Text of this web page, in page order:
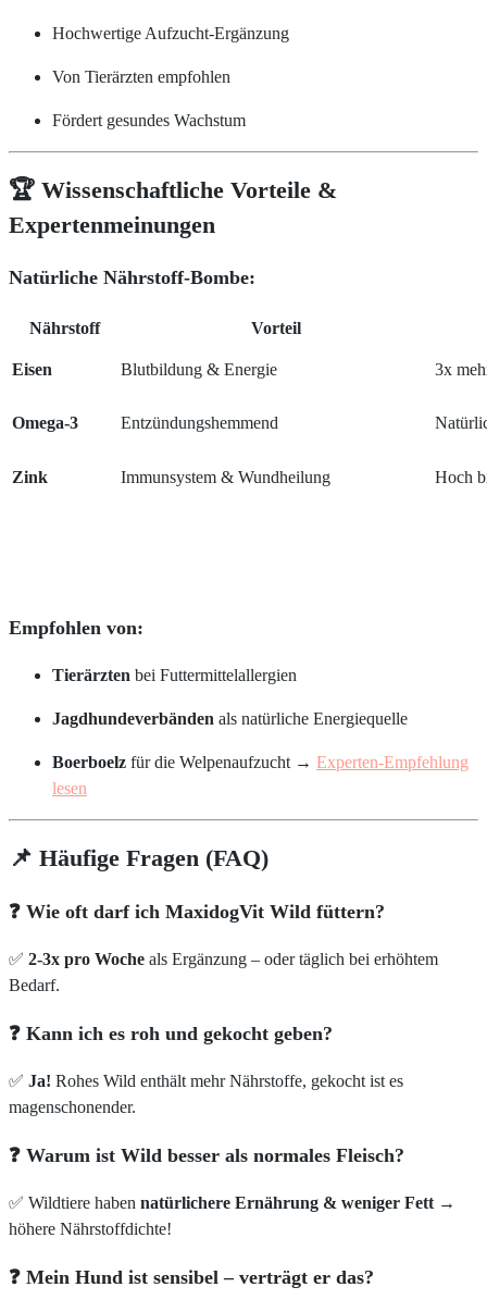
Hochwertige Aufzucht-Ergänzung
Von Tierärzten empfohlen
Fördert gesundes Wachstum
🏆 Wissenschaftliche Vorteile &
Expertenmeinungen
Natürliche Nährstoff-Bombe:
Nährstoff Vorteil
Eisen Blutbildung & Energie 3x
Omega-3 Entzündungshemmend
Zink Immunsystem & Wundheilung Hoch
Empfohlen von:
Tierärzten bei Futtermittelallergien
Jagdhundeverbänden als natürliche Energiequelle
Boerboelz für die Welpenaufzucht → Experten-Empfehlung
lesen
📌 Häufige Fragen (FAQ)
❓ Wie oft darf ich MaxidogVit Wild füttern?
✅ 2-3x pro Woche als Ergänzung – oder täglich bei erhöhtem
Bedarf.
❓ Kann ich es roh und gekocht geben?
✅ Ja! Rohes Wild enthält mehr Nährstoffe, gekocht ist es
magenschonender.
❓ Warum ist Wild besser als normales Fleisch?
✅ Wildtiere haben natürlichere Ernährung & weniger Fett →
höhere Nährstoffdichte!
❓ Mein Hund ist sensibel – verträgt er das?